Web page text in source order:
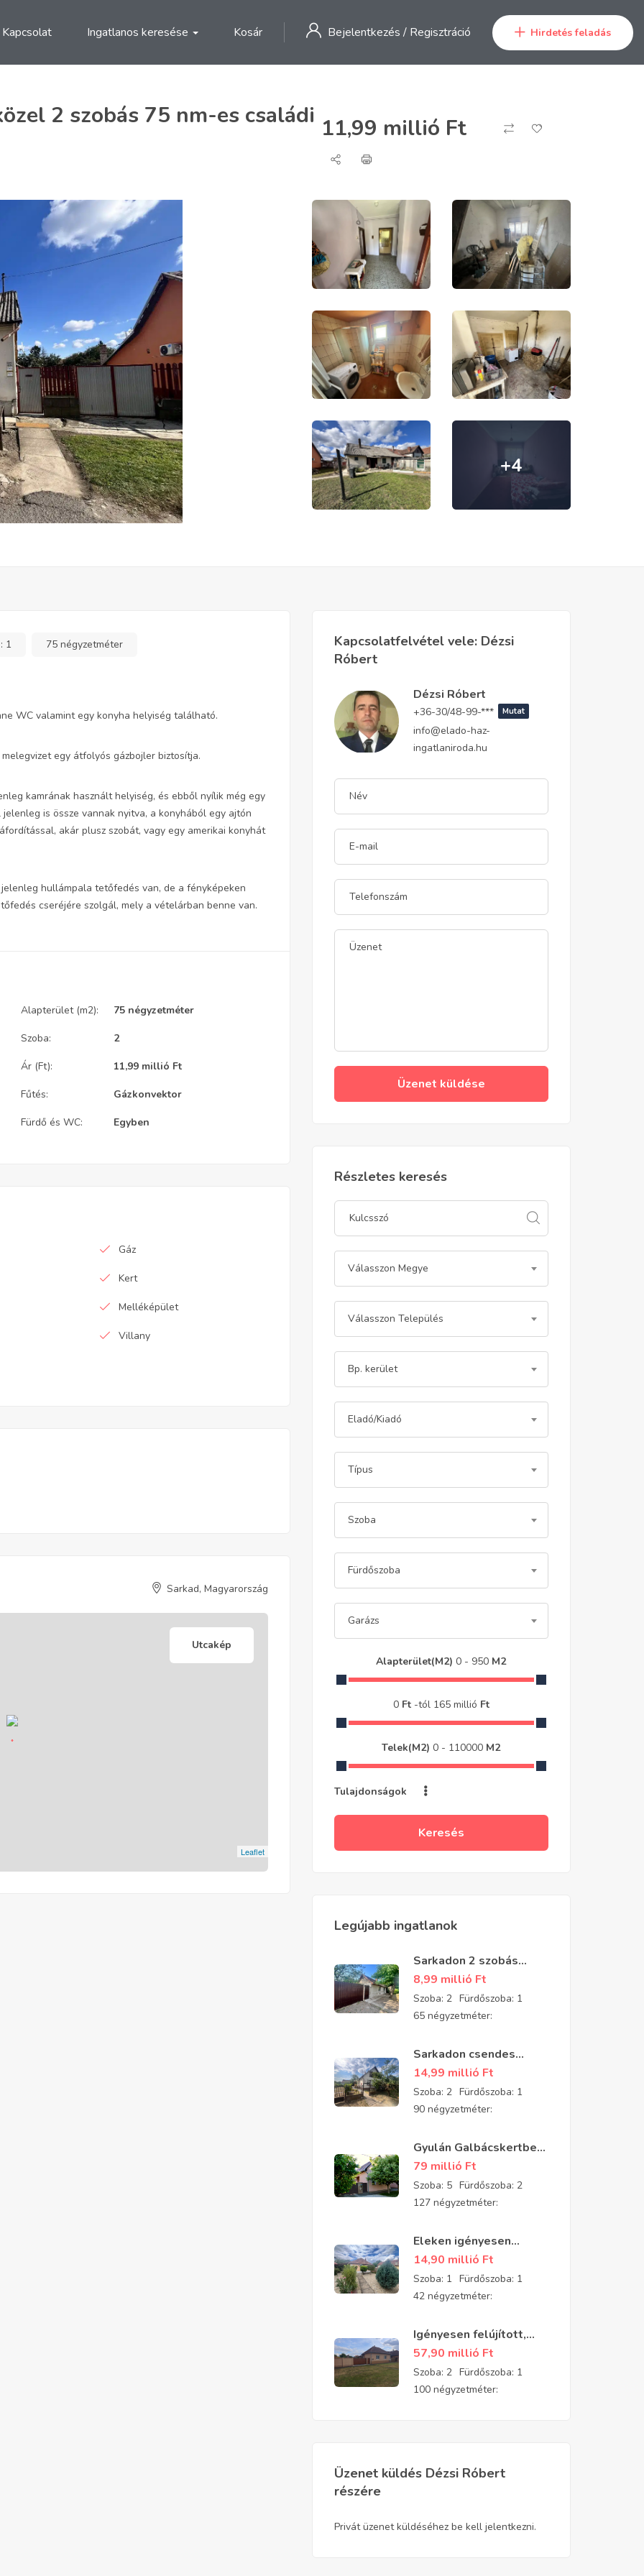
Kapcsolat Ingatlanos keresése Kosár Bejelentkezés / Regisztráció Hirdetés feladás
2 szobás 75 nm-es családi 11,99 millió Ft
+4
1 75 négyzetméter
WC valamint egy konyha helyiség található.
egy átfolyós gázbojler biztosítja.
kamrának használt helyiség, és ebből nyílik még egy
is össze vannak nyitva, a konyhából egy ajtón
akár plusz szobát, vagy egy amerikai konyhát
hullámpala tetőfedés van, de a fényképeken
cseréjére szolgál, mely a vételárban benne van.
Alapterület (m2): 75 négyzetméter
Szoba: 2
Ár (Ft): 11,99 millió Ft
Fűtés: Gázkonvektor
Fürdő és WC: Egyben
Gáz
Kert
Melléképület
Villany
Sarkad, Magyarország
Leaflet
Utcakép
Kapcsolatfelvétel vele: Dézsi
Róbert
Dézsi Róbert
+36-30/48-99-*** Mutat
info@elado-haz-
ingatlaniroda.hu
Üzenet küldése
Részletes keresés
Válasszon Megye
Válasszon Település
Bp. kerület
Eladó/Kiadó
Típus
Szoba
Fürdőszoba
Garázs
Alapterület(m2)0 - 950 M2
0 Ft -tól 165 millió Ft
Telek(m2)0 - 110000 M2
Tulajdonságok
Keresés
Legújabb ingatlanok
Sarkadon 2 szobás
részben felújított
családi ház eladó
8,99 millió Ft
Szoba: 2 Fürdőszoba: 1
65 négyzetméter:
Sarkadon csendes
aszfaltozott utcában 2
szobás, tégla építésű,
jó állapotú
padlásszobás ház eladó
14,99 millió Ft
Szoba: 2 Fürdőszoba: 1
90 négyzetméter:
Gyulán Galbácskertben
2008-ban épült kiváló
állapotú padlásszobás
ház eladó 5 szobával és
2 fürdővel
79 millió Ft
Szoba: 5 Fürdőszoba: 2
127 négyzetméter:
Eleken igényesen
felújított, parkosított
kis téglaház eladó
14,90 millió Ft
Szoba: 1 Fürdőszoba: 1
42 négyzetméter:
Igényesen felújított,
patika állapotú családi
ház Gyulavári
központjának
közelében
57,90 millió Ft
Szoba: 2 Fürdőszoba: 1
100 négyzetméter:
Üzenet küldés Dézsi Róbert
részére
Privát üzenet küldéséhez be kell jelentkezni.